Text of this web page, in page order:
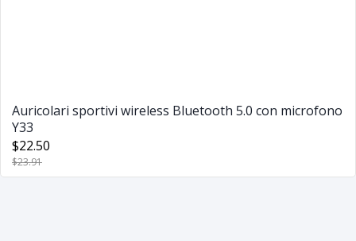
Auricolari sportivi wireless Bluetooth 5.0 con microfono
Y33
$22.50
$23.91